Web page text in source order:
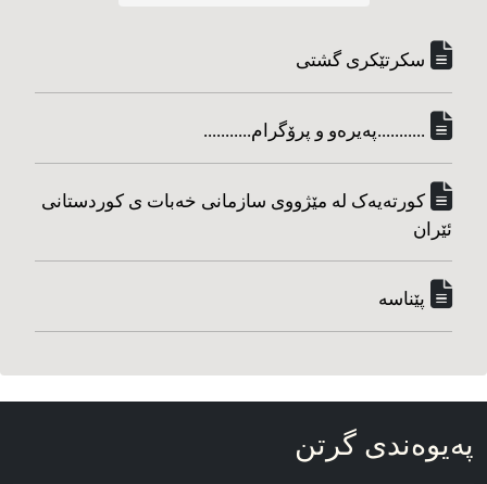
سکرتێکری گشتی
...........په‌یره‌و و پرۆگرام...........
کورته‌یه‌ک له مێژووی سازمانی خه‌بات ی کوردستانی
ئێران
پێناسه‌
په‌یوه‌ندی گرتن